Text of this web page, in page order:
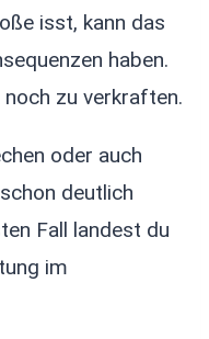
isst, kann das
haben.
zu verkraften.
oder auch
deutlich
Fall landest du
im